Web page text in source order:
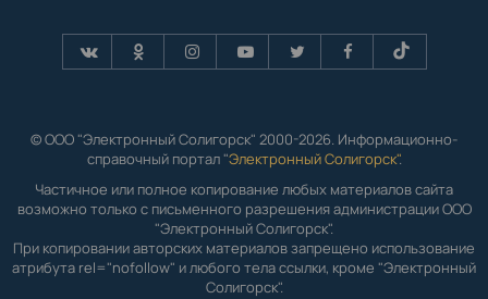
© ООО "Электронный Солигорск" 2000-2026. Информационно-
справочный портал "Электронный Солигорск".
Частичное или полное копирование любых материалов сайта
возможно только с письменного разрешения администрации ООО
"Электронный Солигорск".
При копировании авторских материалов запрещено использование
атрибута rel="nofollow" и любого тела ссылки, кроме "Электронный
Солигорск".